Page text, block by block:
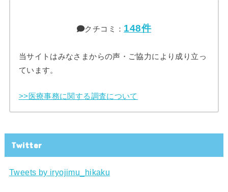
クチコミ： 148件
当サイトはみなさまからの声・ご協力により成り立っ
ています。
>>医療事務に関する調査について
Twitter
Tweets by iryojimu_hikaku